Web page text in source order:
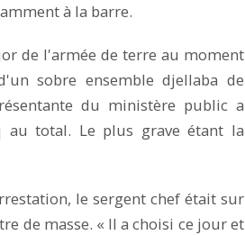
à la barre.
de l'armée de terre au moment
sobre ensemble djellaba de
du ministère public a
au total. Le plus grave étant la
le sergent chef était sur
de masse. « Il a choisi ce jour et